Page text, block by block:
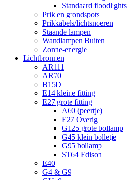
Standaard floodlights
Prik en grondspots
Prikkabels/lichtsnoeren
Staande lampen
Wandlampen Buiten
Zonne-energie
Lichtbronnen
AR111
AR70
B15D
E14 kleine fitting
E27 grote fitting
A60 (peertje)
E27 Overig
G125 grote bollamp
G45 klein bolletje
G95 bollamp
ST64 Edison
E40
G4 & G9